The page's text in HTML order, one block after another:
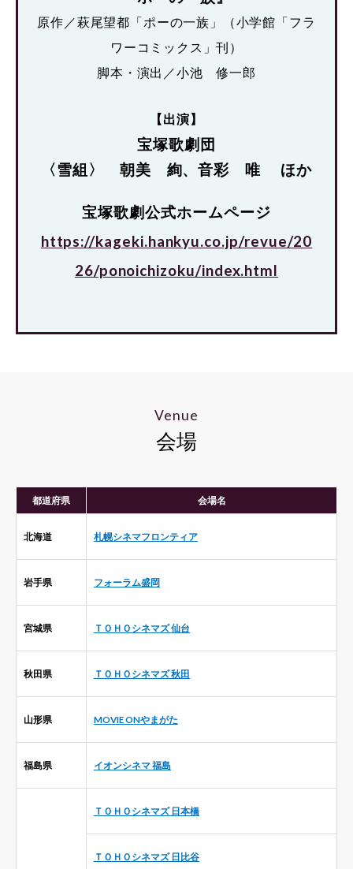
原作／萩尾望都「ポーの一族」（小学館「フラ
ワーコミックス」刊）
脚本・演出／小池 修一郎
【出演】
宝塚歌劇団
〈雪組〉 朝美 絢、音彩 唯 ほか
宝塚歌劇公式ホームページ
https://kageki.hankyu.co.jp/revue/20
26/ponoichizoku/index.html
Venue
会場
都道府県 会場名
北海道 札幌シネマフロンティア
岩手県 フォーラム盛岡
宮城県 ＴＯＨＯシネマズ 仙台
秋田県 ＴＯＨＯシネマズ 秋田
山形県 MOVIE ONやまがた
福島県 イオンシネマ 福島
ＴＯＨＯシネマズ 日本橋
ＴＯＨＯシネマズ 日比谷